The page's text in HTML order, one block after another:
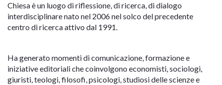
Chiesa è un luogo di riflessione, di ricerca, di dialogo
interdisciplinare nato nel 2006 nel solco del precedente
centro di ricerca attivo dal 1991.
Ha generato momenti di comunicazione, formazione e
iniziative editoriali che coinvolgono economisti, sociologi,
giuristi, teologi, filosofi, psicologi, studiosi delle scienze e